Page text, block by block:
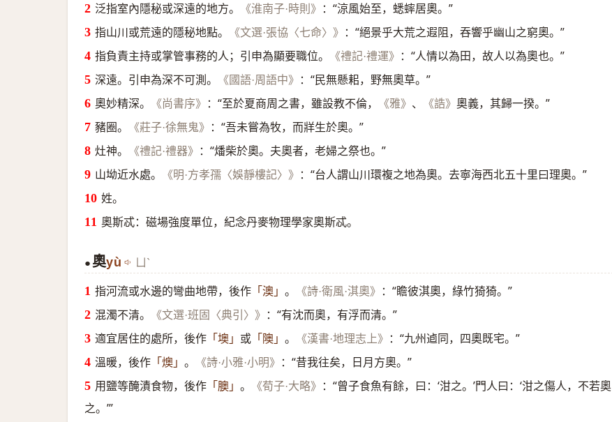
泛指室內隱秘或深遠的地方。
《淮南子·時則》
：“涼風始至，蟋蟀居奧。”
指山川或荒遠的隱秘地點。
《文選·張協〈七命〉》
：“絕景乎大荒之遐阻，吞響乎幽山之窮奧。”
指負責主持或掌管事務的人；引申為顯要職位。
《禮記·禮運》
：“人情以為田，故人以為奧也。”
深遠。引申為深不可測。
《國語·周語中》
：“民無懸耜，野無奧草。”
奧妙精深。
《尚書序》 ：“至於夏商周之書，雖設教不倫， 《雅》 、 《誥》奧義，其歸一揆。”
豬圈。
《莊子·徐無鬼》
：“吾未嘗為牧，而牂生於奧。”
灶神。
《禮記·禮器》
：“燔柴於奧。夫奧者，老婦之祭也。”
山坳近水處。
《明·方孝孺〈娛靜樓記〉》
：“台人謂山川環複之地為奧。去寧海西北五十里曰理奧。”
姓。
奧斯忒：磁場強度單位，紀念丹麥物理學家奧斯忒。
● 奧yù ㄩˋ
指河流或水邊的彎曲地帶，後作 「澳」。 《詩·衛風·淇奧》
：“瞻彼淇奧，綠竹猗猗。”
混濁不清。
《文選·班固〈典引〉》
：“有沈而奧，有浮而清。”
適宜居住的處所，後作 「墺」 或 「隩」。 《漢書·地理志上》
：“九州逌同，四奧既宅。”
溫暖，後作 「燠」。 《詩·小雅·小明》
：“昔我往矣，日月方奧。”
用鹽等醃漬食物，後作 「䐿」。 《荀子·大略》
：“曾子食魚有餘，曰：‘泔之。’門人曰：‘泔之傷人，不若奧
之。’”